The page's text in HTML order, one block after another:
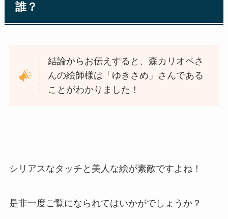
誰？
結論からお伝えすると、森カリオペさ
んの絵師様は「ゆきさめ」さんである
ことがわかりました！
シリアスなタッチと美人な絵が素敵ですよね！
是非一度ご覧になられてはいかがでしょうか？